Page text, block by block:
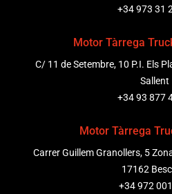
+34 973 31
Motor Tàrrega
C/ 11 de Setembre, 10 P.I. Els
Sallent
+34 93 877
Motor Tàrrega
Carrer Guillem Granollers, 5
17162
+34 972